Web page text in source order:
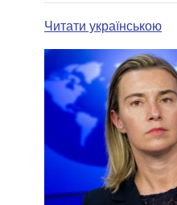
МЭРЫ
ВСЕ ПЕРСОНЫ
Читати українською